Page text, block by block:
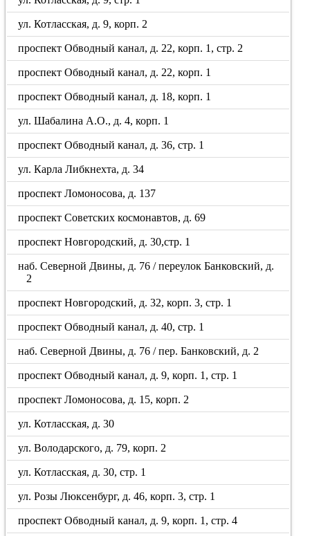
ул. Котласская, д. 9, корп. 2
проспект Обводный канал, д. 22, корп. 1, стр. 2
проспект Обводный канал, д. 22, корп. 1
проспект Обводный канал, д. 18, корп. 1
ул. Шабалина А.О., д. 4, корп. 1
проспект Обводный канал, д. 36, стр. 1
ул. Карла Либкнехта, д. 34
проспект Ломоносова, д. 137
проспект Советских космонавтов, д. 69
проспект Новгородский, д. 30,стр. 1
наб. Северной Двины, д. 76 / переулок Банковский, д.
2
проспект Новгородский, д. 32, корп. 3, стр. 1
проспект Обводный канал, д. 40, стр. 1
наб. Северной Двины, д. 76 / пер. Банковский, д. 2
проспект Обводный канал, д. 9, корп. 1, стр. 1
проспект Ломоносова, д. 15, корп. 2
ул. Котласская, д. 30
ул. Володарского, д. 79, корп. 2
ул. Котласская, д. 30, стр. 1
ул. Розы Люксенбург, д. 46, корп. 3, стр. 1
проспект Обводный канал, д. 9, корп. 1, стр. 4